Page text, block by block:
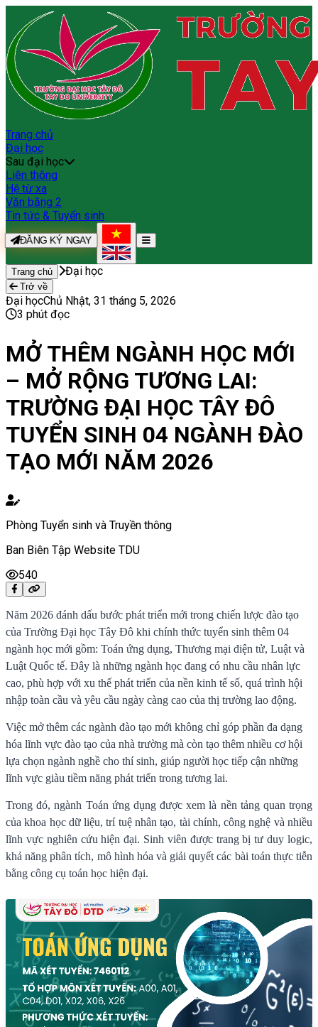
Trang chủ
Đại học
Sau đại học
Liên thông
Hệ từ xa
Văn bằng 2
Tin tức & Tuyển sinh
ĐĂNG KÝ NGAY
Trang chủ Đại học
Trở về
Đại họcChủ Nhật, 31 tháng 5, 2026
3 phút đọc
MỞ THÊM NGÀNH HỌC MỚI
– MỞ RỘNG TƯƠNG LAI:
TRƯỜNG ĐẠI HỌC TÂY ĐÔ
TUYỂN SINH 04 NGÀNH ĐÀO
TẠO MỚI NĂM 2026
Phòng Tuyển sinh và Truyền thông
Ban Biên Tập Website TDU
540
Năm 2026 đánh dấu bước phát triển mới trong chiến lược đào tạo
của Trường Đại học Tây Đô khi chính thức tuyển sinh thêm 04
ngành học mới gồm: Toán ứng dụng, Thương mại điện tử, Luật và
Luật Quốc tế. Đây là những ngành học đang có nhu cầu nhân lực
cao, phù hợp với xu thế phát triển của nền kinh tế số, quá trình hội
nhập toàn cầu và yêu cầu ngày càng cao của thị trường lao động.
Việc mở thêm các ngành đào tạo mới không chỉ góp phần đa dạng
hóa lĩnh vực đào tạo của nhà trường mà còn tạo thêm nhiều cơ hội
lựa chọn ngành nghề cho thí sinh, giúp người học tiếp cận những
lĩnh vực giàu tiềm năng phát triển trong tương lai.
Trong đó, ngành Toán ứng dụng được xem là nền tảng quan trọng
của khoa học dữ liệu, trí tuệ nhân tạo, tài chính, công nghệ và nhiều
lĩnh vực nghiên cứu hiện đại. Sinh viên được trang bị tư duy logic,
khả năng phân tích, mô hình hóa và giải quyết các bài toán thực tiễn
bằng công cụ toán học hiện đại.